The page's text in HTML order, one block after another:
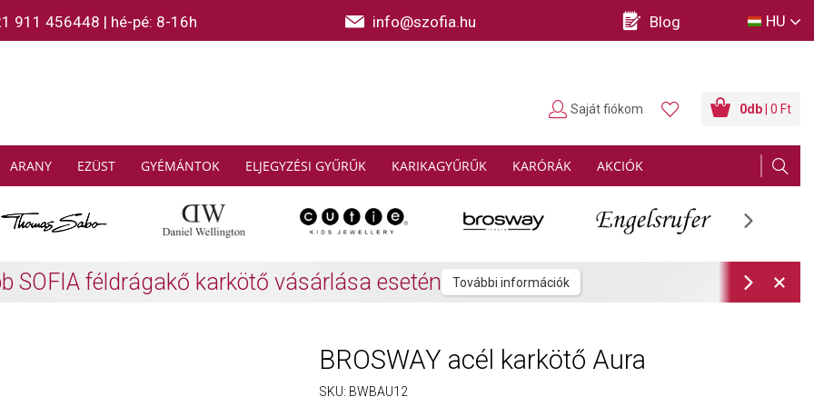
911 456448 | hé-pé: 8-16h info@szofia.hu Blog HU
ARANY EZÜST GYÉMÁNTOK ELJEGYZÉSI GYŰRŰK KARIKAGYŰRŰK KARÓRÁK AKCIÓK
0db | 0 Ft
Saját fiókom
SABO: Gyűjtsön és spóroljon További információk
BROSWAY acél karkötő Aura
SKU: BWBAU12